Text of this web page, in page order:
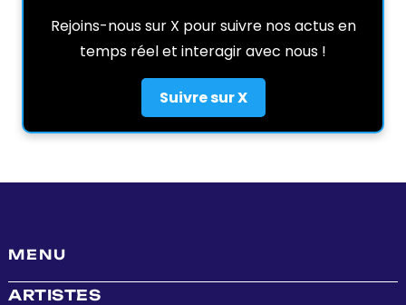
Rejoins-nous sur X pour suivre nos actus en
temps réel et interagir avec nous !
Suivre sur X
MENU
ARTISTES